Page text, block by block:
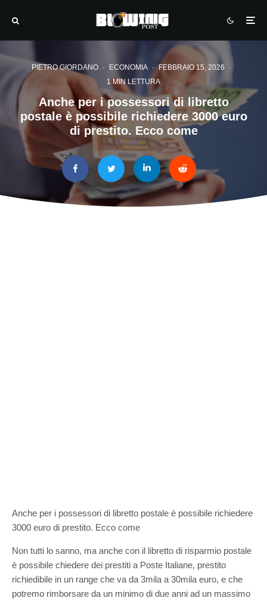
PIETRO GIORDANO · ECONOMIA · FEBBRAIO 15, 2026
·
1 MIN LETTURA
Anche per i possessori di libretto
postale è possibile richiedere 3000 euro
di prestito. Ecco come
Anche per i possessori di libretto postale è possibile richiedere
3000 euro di prestito. Ecco come
Non tutti lo sanno, ma anche con il libretto di risparmio postale
è possibile chiedere dei prestiti a Poste Italiane, prestito
richiedibile in un range che va da 3mila a 30mila euro, e che
potremo rimborsare da un minimo di due anni ad un massimo